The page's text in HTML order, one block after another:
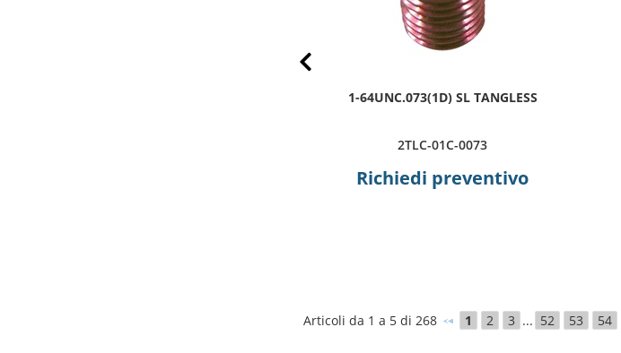
1-64UNC.073(1D) SL TANGLESS
2TLC-01C-0073
Richiedi preventivo
Articoli da 1 a 5 di 268 1 2 3 ... 52 53 54